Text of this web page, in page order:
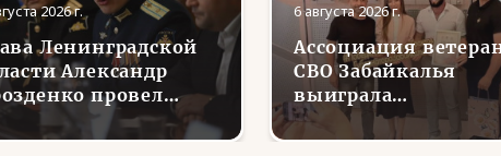
2026 г.
Ленинградской
Александр
провел
с Ассоциацией
СВО
6 августа 2026 г.
Ассоциация
СВО Забайкалья
выиграла
губернаторский
на проект «Урок